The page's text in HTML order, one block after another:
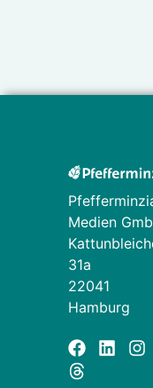
Medien
31a
22041
Hamburg